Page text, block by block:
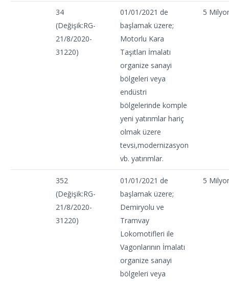
34
(Değişik:RG-
21/8/2020-
31220)
01/01/2021 de
başlamak üzere;
Motorlu Kara
Taşıtları İmalatı
organize sanayi
bölgeleri veya
endüstri
bölgelerinde komple
yeni yatırımlar hariç
olmak üzere
tevsi,modernizasyon
vb. yatırımlar.
5
352
(Değişik:RG-
21/8/2020-
31220)
01/01/2021 de
başlamak üzere;
Demiryolu ve
Tramvay
Lokomotifleri ile
Vagonlarının İmalatı
organize sanayi
bölgeleri veya
5